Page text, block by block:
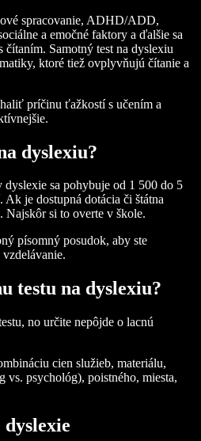
spracovanie, ADHD/ADD,
a emočné faktory a ďalšie sa
Samotný test na dyslexiu
ktoré tiež ovplyvňujú čítanie a
príčinu ťažkostí s učením a
dyslexiu?
dyslexie sa pohybuje od 1 500 do 5
je dostupná dotácia či štátna
Najskôr si to overte v škole.
písomný posudok, aby ste
testu na dyslexiu?
no určite nepôjde o lacnú
cien služieb, materiálu,
psychológ), poistného, miesta,
dyslexie